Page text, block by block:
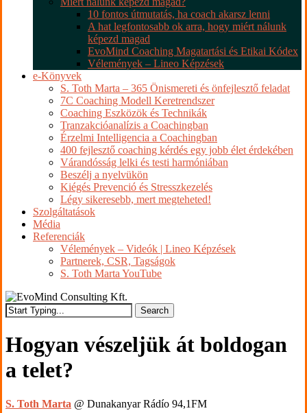
10 fontos útmutatás, ha coach akarsz lenni
A hat legfontosabb ok arra, hogy miért nálunk
képezd magad
EvoMind Coaching Magatartási és Etikai Kódex
Vélemények – Lineo Képzések
e-Könyvek
S. Toth Marta – 365 Önismereti és önfejlesztő feladat
7C Coaching Modell Keretrendszer
Coaching Eszközök és Technikák
Tranzakcióanalízis a Coachingban
Érzelmi Intelligencia a Coachingban
400 fejlesztő coaching kérdés egy jobb élet érdekében
Várandósság lelki és testi harmóniában
Beszélj a nyelvükön
Kiégés Prevenció és Stresszkezelés
Légy sikeresebb, mert megteheted!
Szolgáltatások
Média
Referenciák
Vélemények – Videók | Lineo Képzések
Partnerek, CSR, Tagságok
S. Toth Marta YouTube
Search
Search
Hogyan vészeljük át boldogan
a telet?
S. Toth Marta @ Dunakanyar Rádío 94,1FM